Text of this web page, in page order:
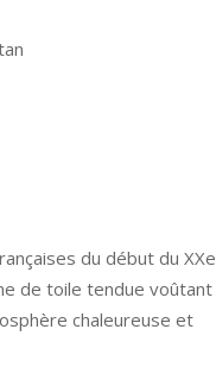
du début du XXe
de toile tendue voûtant
chaleureuse et